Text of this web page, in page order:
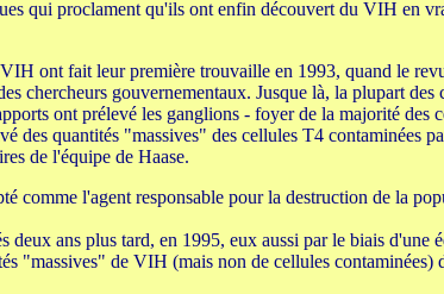
qui proclament qu'ils ont enfin découvert du VIH en
ont fait leur première trouvaille en 1993, quand le
chercheurs gouvernementaux. Jusque là, la plupart
ont prélevé les ganglions - foyer de la majorité
des quantités "massives" des cellules T4
de l'équipe de Haase.
comme l'agent responsable pour la destruction de la
deux ans plus tard, en 1995, eux aussi par le biais
"massives" de VIH (mais non de cellules